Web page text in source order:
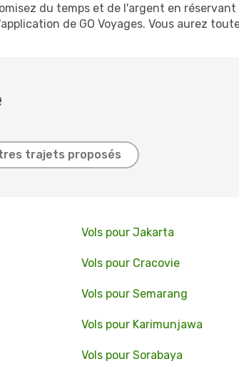
du temps et de l'argent en
de GO Voyages. Vous aurez
trajets proposés
Vols pour Jakarta
Vols pour Cracovie
Vols pour Semarang
Vols pour Karimunjawa
Vols pour Sorabaya